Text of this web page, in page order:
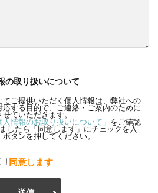
の取り扱いについて
ご提供いただく個人情報は、弊社への
する目的で、ご連絡・ご案内のために
せていただきます。
情報のお取り扱いについて」 をご確認
したら「同意します」にチェックを入
タンを押してください。
同意します